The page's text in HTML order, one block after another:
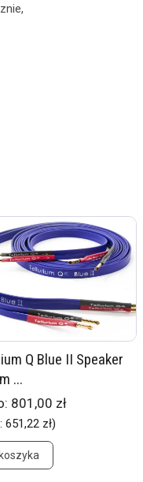
Q Blue II Speaker
...
801,00 zł
651,22 zł)